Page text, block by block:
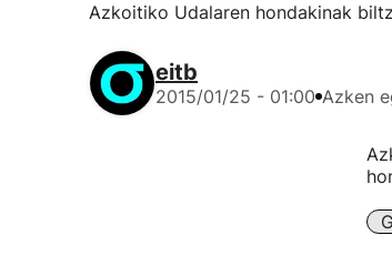
Azkoitiko Udalaren hondakinak
eitb
2015/01/25 - 01:00 Azken